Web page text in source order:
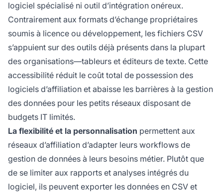
logiciel spécialisé ni outil d’intégration onéreux.
Contrairement aux formats d’échange propriétaires
soumis à licence ou développement, les fichiers CSV
s’appuient sur des outils déjà présents dans la plupart
des organisations—tableurs et éditeurs de texte. Cette
accessibilité réduit le coût total de possession des
logiciels d’affiliation et abaisse les barrières à la gestion
des données pour les petits réseaux disposant de
budgets IT limités.
La flexibilité et la personnalisation permettent aux
réseaux d’affiliation d’adapter leurs workflows de
gestion de données à leurs besoins métier. Plutôt que
de se limiter aux rapports et analyses intégrés du
logiciel, ils peuvent exporter les données en CSV et